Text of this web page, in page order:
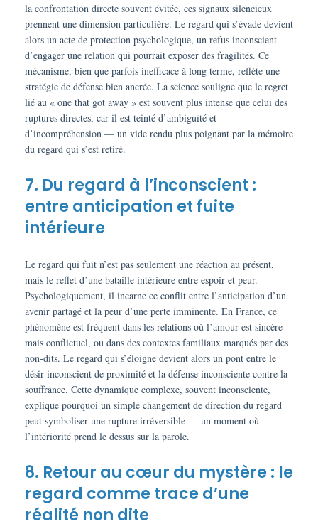
la confrontation directe souvent évitée, ces signaux silencieux
prennent une dimension particulière. Le regard qui s’évade devient
alors un acte de protection psychologique, un refus inconscient
d’engager une relation qui pourrait exposer des fragilités. Ce
mécanisme, bien que parfois inefficace à long terme, reflète une
stratégie de défense bien ancrée. La science souligne que le regret
lié au « one that got away » est souvent plus intense que celui des
ruptures directes, car il est teinté d’ambiguïté et
d’incompréhension — un vide rendu plus poignant par la mémoire
du regard qui s’est retiré.
7. Du regard à l’inconscient :
entre anticipation et fuite
intérieure
Le regard qui fuit n’est pas seulement une réaction au présent,
mais le reflet d’une bataille intérieure entre espoir et peur.
Psychologiquement, il incarne ce conflit entre l’anticipation d’un
avenir partagé et la peur d’une perte imminente. En France, ce
phénomène est fréquent dans les relations où l’amour est sincère
mais conflictuel, ou dans des contextes familiaux marqués par des
non-dits. Le regard qui s’éloigne devient alors un pont entre le
désir inconscient de proximité et la défense inconsciente contre la
souffrance. Cette dynamique complexe, souvent inconsciente,
explique pourquoi un simple changement de direction du regard
peut symboliser une rupture irréversible — un moment où
l’intériorité prend le dessus sur la parole.
8. Retour au cœur du mystère : le
regard comme trace d’une
réalité non dite